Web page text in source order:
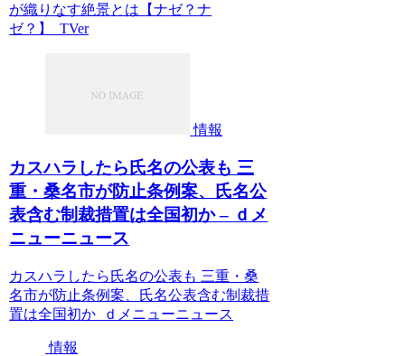
が織りなす絶景とは【ナゼ？ナ
ゼ？】 TVer
情報
カスハラしたら氏名の公表も 三
重・桑名市が防止条例案、氏名公
表含む制裁措置は全国初か – ｄメ
ニューニュース
カスハラしたら氏名の公表も 三重・桑
名市が防止条例案、氏名公表含む制裁措
置は全国初か ｄメニューニュース
情報